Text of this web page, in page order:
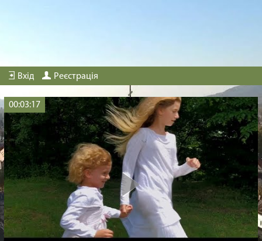
Вхід
Реєстрація
00:03:17